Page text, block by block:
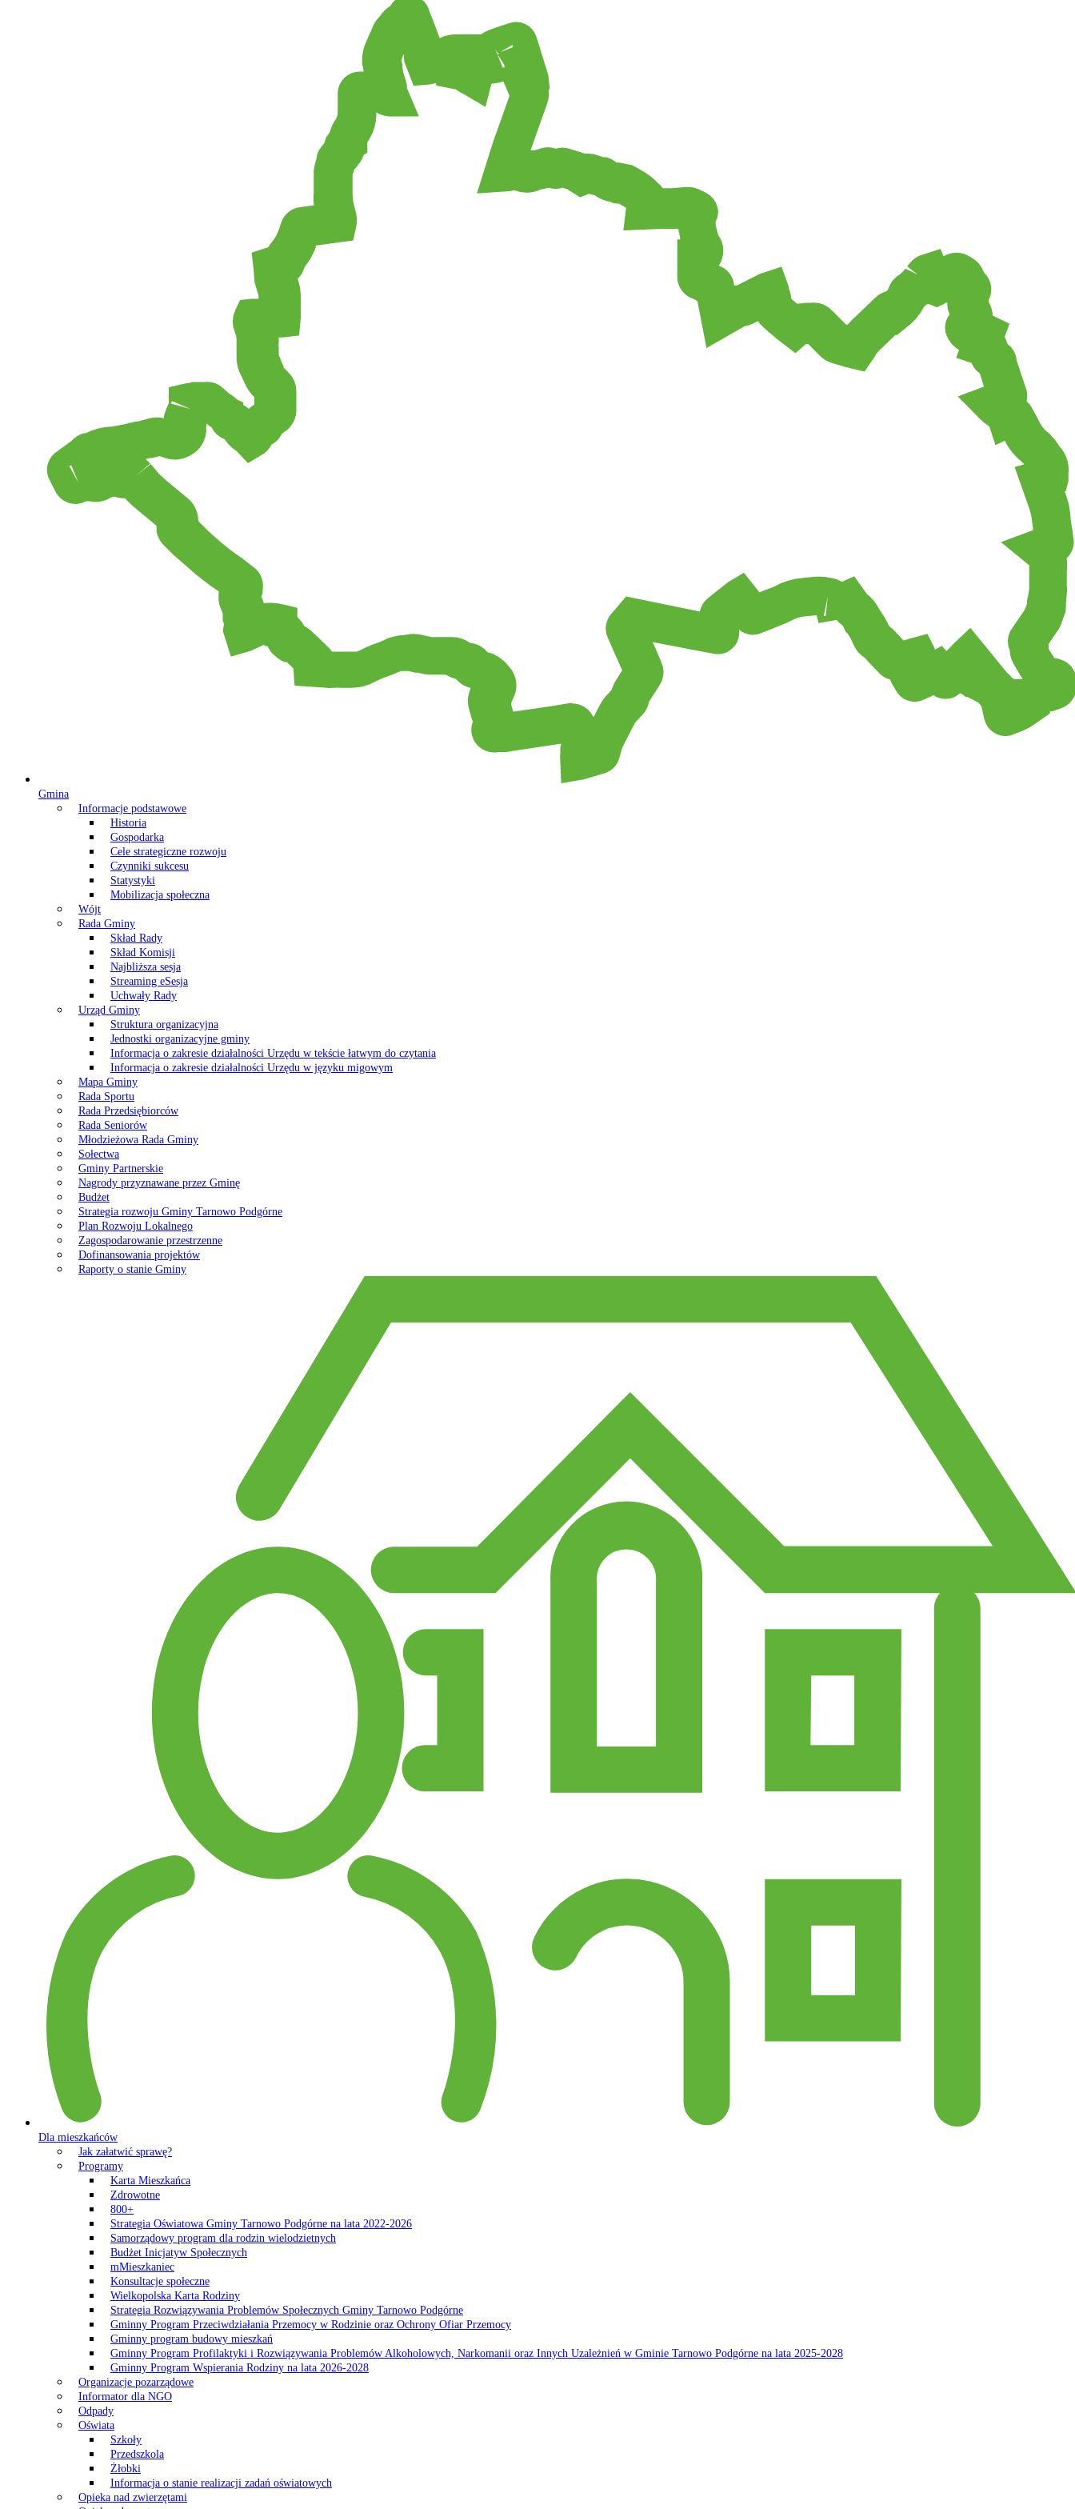
Gmina
Informacje podstawowe
Historia
Gospodarka
Cele strategiczne rozwoju
Czynniki sukcesu
Statystyki
Mobilizacja społeczna
Wójt
Rada Gminy
Skład Rady
Skład Komisji
Najbliższa sesja
Streaming eSesja
Uchwały Rady
Urząd Gminy
Struktura organizacyjna
Jednostki organizacyjne gminy
Informacja o zakresie działalności Urzędu w tekście łatwym do czytania
Informacja o zakresie działalności Urzędu w języku migowym
Mapa Gminy
Rada Sportu
Rada Przedsiębiorców
Rada Seniorów
Młodzieżowa Rada Gminy
Sołectwa
Gminy Partnerskie
Nagrody przyznawane przez Gminę
Budżet
Strategia rozwoju Gminy Tarnowo Podgórne
Plan Rozwoju Lokalnego
Zagospodarowanie przestrzenne
Dofinansowania projektów
Raporty o stanie Gminy
Dla mieszkańców
Jak załatwić sprawę?
Programy
Karta Mieszkańca
Zdrowotne
800+
Strategia Oświatowa Gminy Tarnowo Podgórne na lata 2022-2026
Samorządowy program dla rodzin wielodzietnych
Budżet Inicjatyw Społecznych
mMieszkaniec
Konsultacje społeczne
Wielkopolska Karta Rodziny
Strategia Rozwiązywania Problemów Społecznych Gminy Tarnowo Podgórne
Gminny Program Przeciwdziałania Przemocy w Rodzinie oraz Ochrony Ofiar Przemocy
Gminny program budowy mieszkań
Gminny Program Profilaktyki i Rozwiązywania Problemów Alkoholowych, Narkomanii oraz Innych Uzależnień w Gminie Tarnowo Podgórne na lata 2025-2028
Gminny Program Wspierania Rodziny na lata 2026-2028
Organizacje pozarządowe
Informator dla NGO
Odpady
Oświata
Szkoły
Przedszkola
Żłobki
Informacja o stanie realizacji zadań oświatowych
Opieka nad zwierzętami